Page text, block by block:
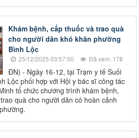
Khám bệnh, cấp thuốc và trao quà
cho người dân khó khăn phường
Bình Lộc
25/12/2025 03:57:00 Đã xem: 178
ĐN) - Ngày 16-12, tại Trạm y tế Suối
Lộc phối hợp với Hội y bác sĩ công tác
tổ chức chương trình khám bệnh,
quà cho người dân có hoàn cảnh